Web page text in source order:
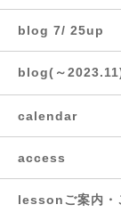
blog 7/ 25up
blog(～
calendar
access
lessonご案内・